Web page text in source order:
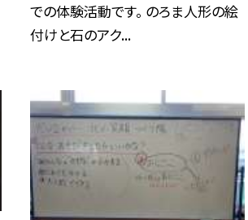
での体験活動です。 のろま人形の絵
付けと石のアク...